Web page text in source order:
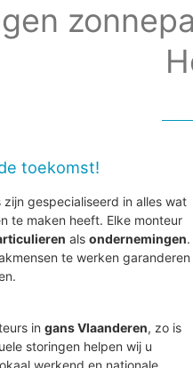
toekomst!
gespecialiseerd in alles wat
te maken heeft. Elke monteur
alsondernemingen.
te werken garanderen
ingans Vlaanderen, zo is
storingen helpen wij u